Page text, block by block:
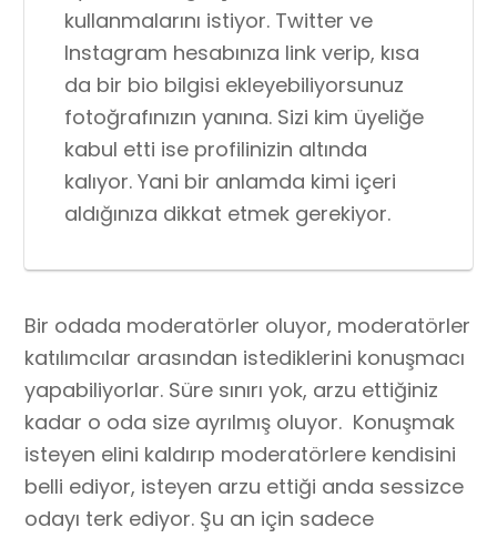
kullanmalarını istiyor. Twitter ve
Instagram hesabınıza link verip, kısa
da bir bio bilgisi ekleyebiliyorsunuz
fotoğrafınızın yanına. Sizi kim üyeliğe
kabul etti ise profilinizin altında
kalıyor. Yani bir anlamda kimi içeri
aldığınıza dikkat etmek gerekiyor.
Bir odada moderatörler oluyor, moderatörler
katılımcılar arasından istediklerini konuşmacı
yapabiliyorlar. Süre sınırı yok, arzu ettiğiniz
kadar o oda size ayrılmış oluyor. Konuşmak
isteyen elini kaldırıp moderatörlere kendisini
belli ediyor, isteyen arzu ettiği anda sessizce
odayı terk ediyor. Şu an için sadece